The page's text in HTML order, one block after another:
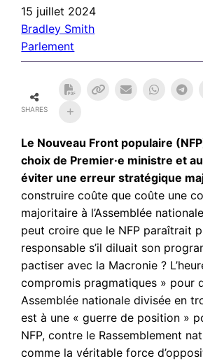
15 juillet 2024
Bradley Smith
Parlement
SHARES
Le Nouveau Front populaire
choix de Premier·e ministre et
éviter une erreur stratégique
construire coûte que coûte une
majoritaire à l’Assemblée
peut croire que le NFP paraîtrait
responsable s’il diluait son
pactiser avec la Macronie ?
compromis pragmatiques » pour
Assemblée nationale divisée en
est à une « guerre de position »
NFP, contre le Rassemblement
comme la véritable force